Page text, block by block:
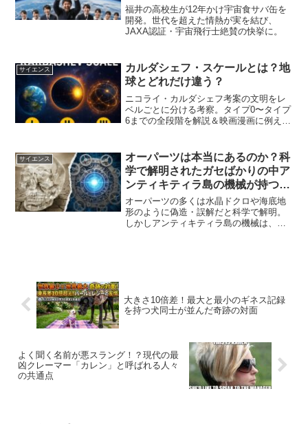
福井の高校生が12年かけ宇宙食サバ缶を
開発。世代を超えた情熱が実を結び、
JAXA認証・宇宙飛行士絶賛の快挙に。
サイエンス
カルダシェフ・スケールとは？地
球とどれだけ違う？
ニコライ・カルダシェフ考案の文明をレ
ベルごとに分ける考察。タイプ0〜タイプ
6までの全段階を解説＆映画漫画に例えて
サイエンス
オーパーツは本当にあるのか？科
学で解明されたガセばかりの中ア
ンティキティラ島の機械が持つ本
物の謎
オーパーツの多くは水晶ドクロや海底地
形のように偽造・誤解だと科学で解明。
しかしアンティキティラ島の機械は、
大きさ10倍差！最大と最小のギネス記録
を持つ犬同士が並んだ奇跡の対面
よく聞く名前が悪スラング！？現代の最
凶クレーマー「カレン」と呼ばれる人々
の共通点